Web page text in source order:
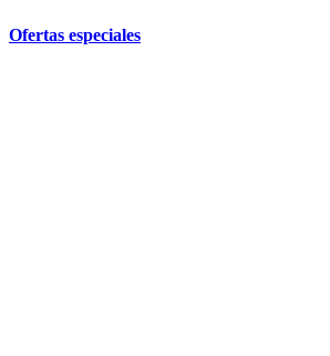
Ofertas especiales